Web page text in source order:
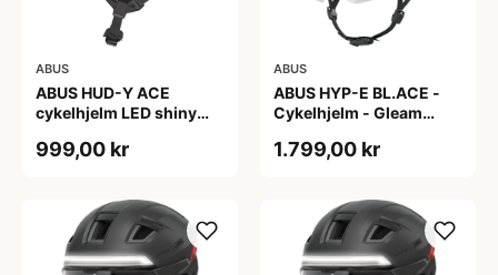
ABUS
ABUS HUD-Y ACE
cykelhjelm LED shiny
999,00 kr
ABUS
ABUS HYP-E BL.ACE -
Cykelhjelm - Gleam
1.799,00 kr